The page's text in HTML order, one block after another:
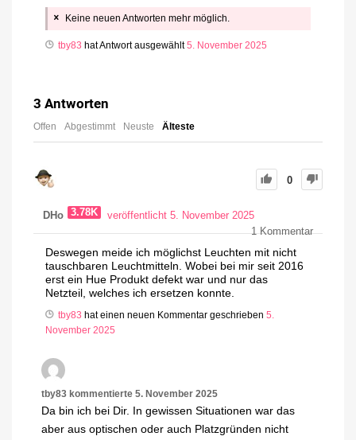
Keine neuen Antworten mehr möglich.
tby83 hat Antwort ausgewählt5. November 2025
3 Antworten
Offen Abgestimmt Neuste Älteste
0
DHo 3.78K
veröffentlicht 5. November 2025
1Kommentar
Deswegen meide ich möglichst Leuchten mit nicht
tauschbaren Leuchtmitteln. Wobei bei mir seit 2016
erst ein Hue Produkt defekt war und nur das
Netzteil, welches ich ersetzen konnte.
tby83 hat einen neuen Kommentar geschrieben 5.
November 2025
tby83 kommentierte 5. November 2025
Da bin ich bei Dir. In gewissen Situationen war das
aber aus optischen oder auch Platzgründen nicht